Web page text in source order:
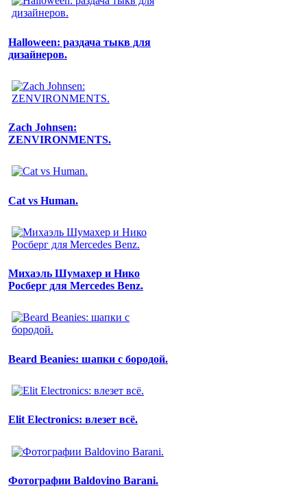
Halloween: раздача тыкв для
дизайнеров.
Zach Johnsen:
ZENVIRONMENTS.
Cat vs Human.
Михаэль Шумахер и Нико
Росберг для Mercedes Benz.
Beard Beanies: шапки с бородой.
Elit Electronics: влезет всё.
Фотографии Baldovino Barani.